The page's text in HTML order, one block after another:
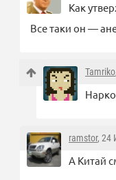
Как
Все таки он —
Tamriko
ramstor, 24
А Китай